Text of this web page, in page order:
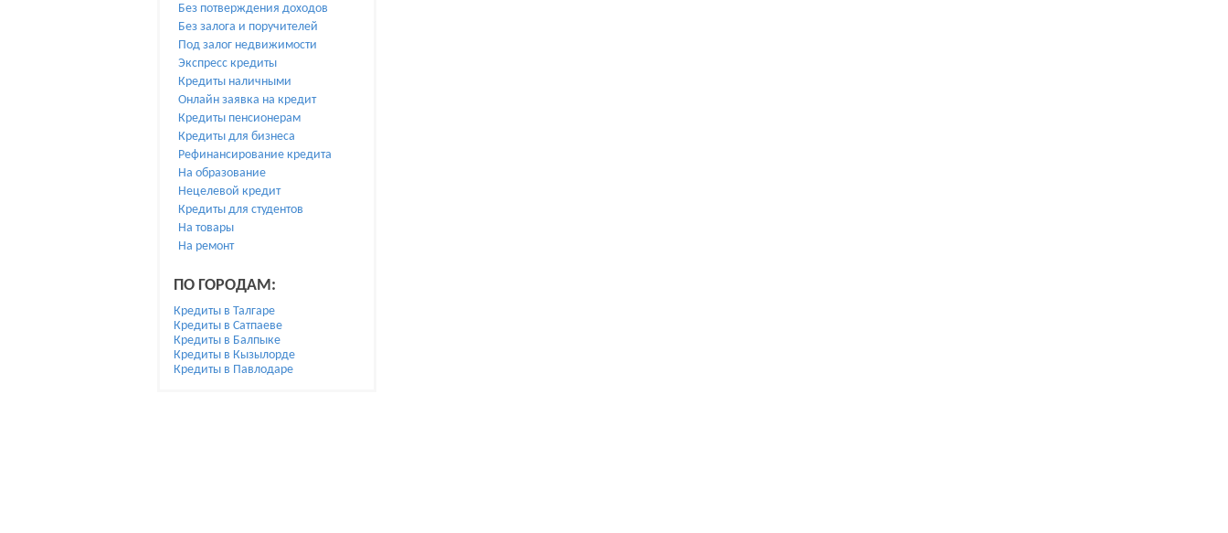
Без потверждения доходов
Без залога и поручителей
Под залог недвижимости
Экспресс кредиты
Кредиты наличными
Онлайн заявка на кредит
Кредиты пенсионерам
Кредиты для бизнеса
Рефинансирование кредита
На образование
Нецелевой кредит
Кредиты для студентов
На товары
На ремонт
ПО ГОРОДАМ:
Кредиты в Талгаре
Кредиты в Сатпаеве
Кредиты в Балпыке
Кредиты в Кызылорде
Кредиты в Павлодаре